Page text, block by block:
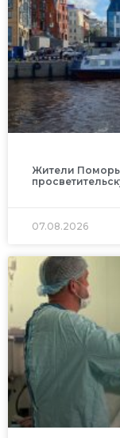
Жители
07.08.2026